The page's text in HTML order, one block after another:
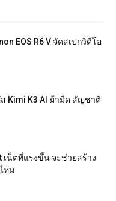
EOS R6 V จัดสเปกวิดีโอ
Kimi K3 AI ม้ามืด สัญชาติ
เน็ตที่แรงขึ้น จะช่วยสร้าง
หม